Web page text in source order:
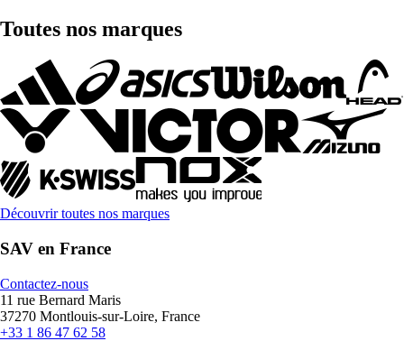
Toutes nos marques
Découvrir toutes nos marques
SAV en France
Contactez-nous
11 rue Bernard Maris
37270 Montlouis-sur-Loire, France
+33 1 86 47 62 58